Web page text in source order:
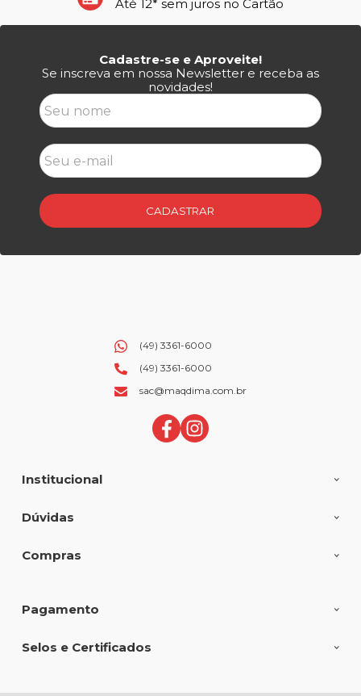
Até 12* sem juros no Cartão
Cadastre-se e Aproveite!
Se inscreva em nossa Newsletter e receba as
novidades!
CADASTRAR
Institucional
Dúvidas
Compras
(49) 3361-6000
(49) 3361-6000
sac@maqdima.com.br
Pagamento
Selos e Certificados